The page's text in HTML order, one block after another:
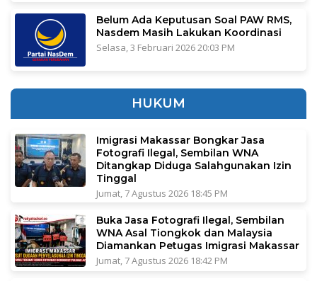
Belum Ada Keputusan Soal PAW RMS,
Nasdem Masih Lakukan Koordinasi
Selasa, 3 Februari 2026 20:03 PM
HUKUM
Imigrasi Makassar Bongkar Jasa
Fotografi Ilegal, Sembilan WNA
Ditangkap Diduga Salahgunakan Izin
Tinggal
Jumat, 7 Agustus 2026 18:45 PM
Buka Jasa Fotografi Ilegal, Sembilan
WNA Asal Tiongkok dan Malaysia
Diamankan Petugas Imigrasi Makassar
Jumat, 7 Agustus 2026 18:42 PM